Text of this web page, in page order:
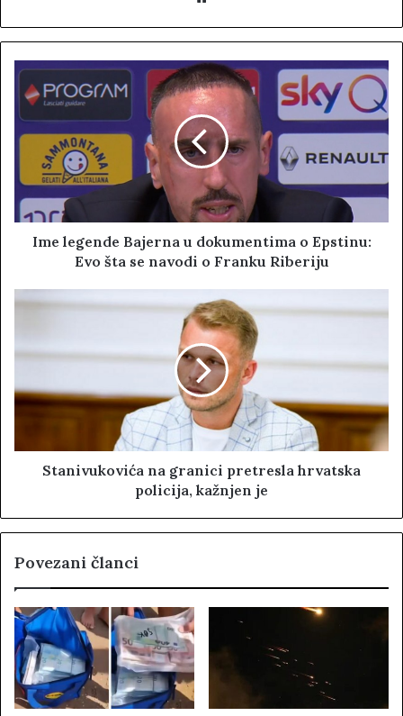
b
s
i
t
Ime legende Bajerna u dokumentima o Epstinu:
Evo šta se navodi o Franku Riberiju
Stanivukovića na granici pretresla hrvatska
policija, kažnjen je
Povezani članci